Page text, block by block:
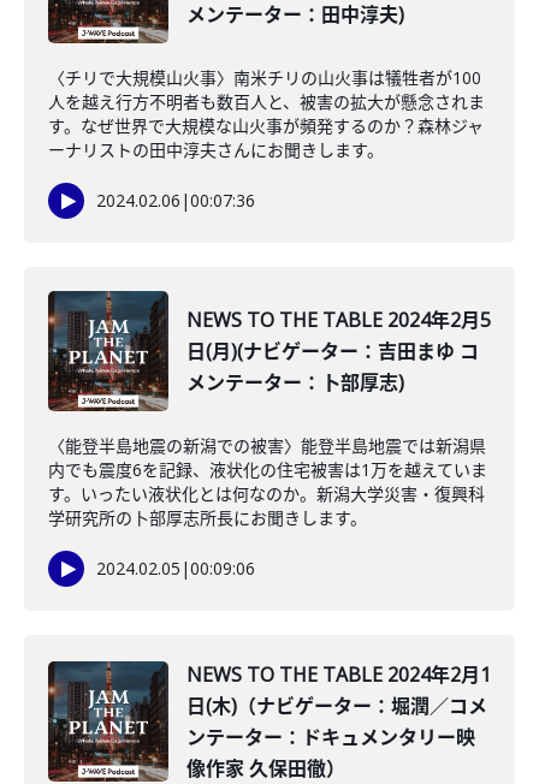
メンテーター：田中淳夫)
〈チリで大規模山火事〉南米チリの山火事は犠牲者が100
人を越え行方不明者も数百人と、被害の拡大が懸念されま
す。なぜ世界で大規模な山火事が頻発するのか？森林ジャ
ーナリストの田中淳夫さんにお聞きします。
2024.02.06 |00:07:36
NEWS TO THE TABLE 2024年2月5
日(月)(ナビゲーター：吉田まゆ コ
メンテーター：卜部厚志)
〈能登半島地震の新潟での被害〉能登半島地震では新潟県
内でも震度6を記録、液状化の住宅被害は1万を越えていま
す。いったい液状化とは何なのか。新潟大学災害・復興科
学研究所の卜部厚志所長にお聞きします。
2024.02.05 |00:09:06
NEWS TO THE TABLE 2024年2月1
日(木)（ナビゲーター：堀潤／コメ
ンテーター：ドキュメンタリー映
像作家 久保田徹）